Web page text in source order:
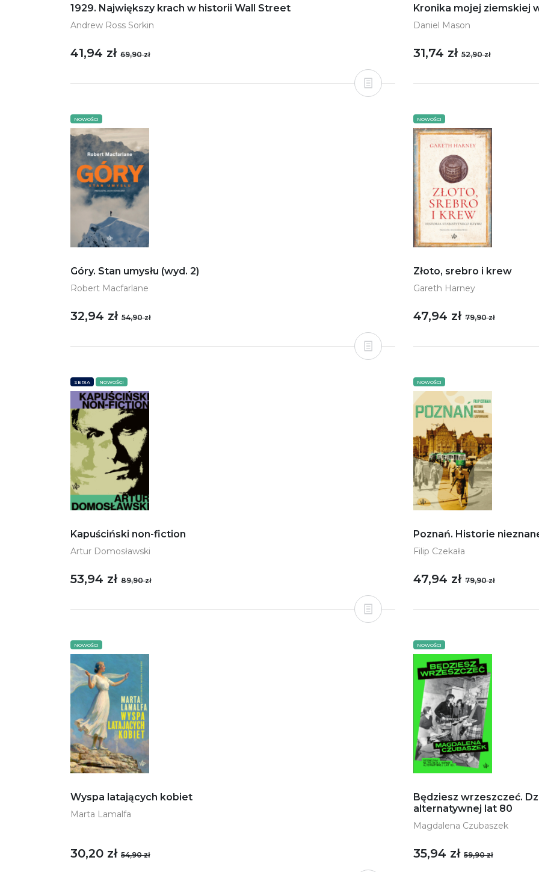
1929. Największy krach w historii Wall Street
Andrew Ross Sorkin
41,94 zł 69,90 zł
Kronika mojej ziemskiej
Daniel Mason
31,74 zł 52,90 zł
NOWOŚCI
Góry. Stan umysłu (wyd. 2)
Robert Macfarlane
32,94 zł 54,90 zł
NOWOŚCI
Złoto, srebro i krew
Gareth Harney
47,94 zł 79,90 zł
SERIA NOWOŚCI
Kapuściński non-fiction
Artur Domosławski
53,94 zł 89,90 zł
NOWOŚCI
Poznań. Historie
Filip Czekała
47,94 zł 79,90 zł
NOWOŚCI
Wyspa latających kobiet
Marta Lamalfa
30,20 zł 54,90 zł
NOWOŚCI
Będziesz wrzeszczeć.
alternatywnej lat 80
Magdalena Czubaszek
35,94 zł 59,90 zł